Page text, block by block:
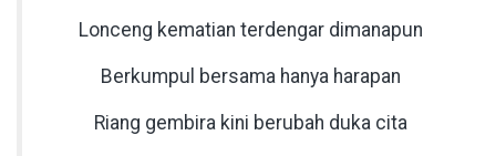
Lonceng kematian terdengar dimanapun
Berkumpul bersama hanya harapan
Riang gembira kini berubah duka cita